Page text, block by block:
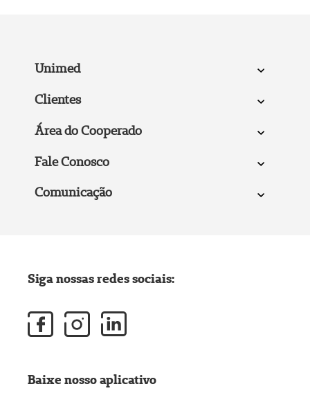
Unimed
Clientes
Área do Cooperado
Fale Conosco
Comunicação
Siga nossas redes sociais:
Baixe nosso aplicativo